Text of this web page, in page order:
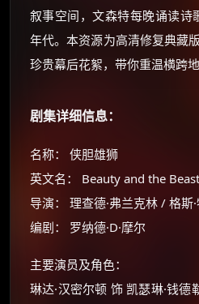
叙事空间，文森特每晚诵读诗
年代。本资源为高清修复典藏
珍贵幕后花絮，带你重温横跨
剧集详细信息：
名称： 侠胆雄狮
英文名： Beauty and the Beast
导演： 理查德·弗兰克林 / 格斯
编剧： 罗纳德·D·摩尔
主要演员及角色：
琳达·汉密尔顿 饰 凯瑟琳·钱